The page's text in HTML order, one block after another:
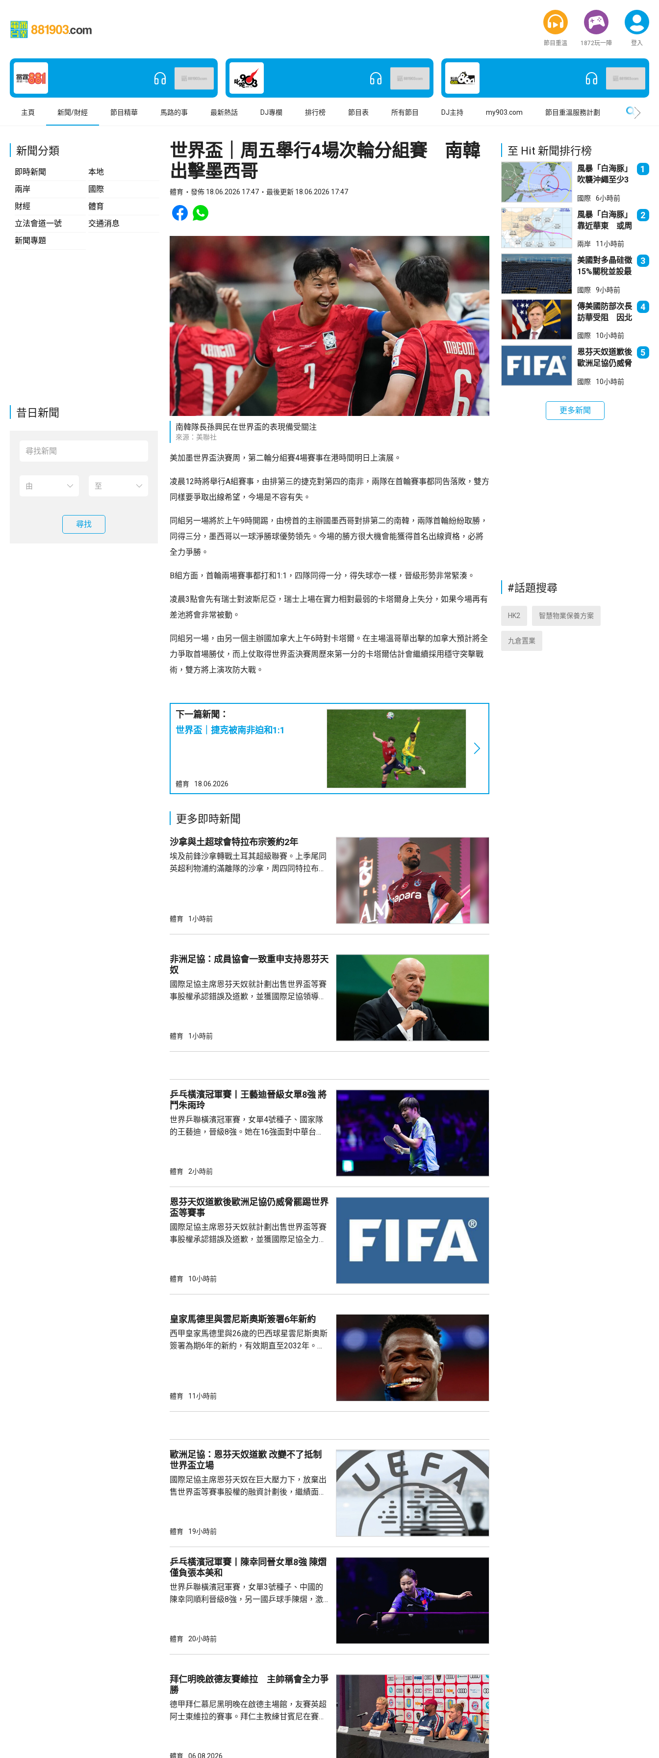
節目重溫 1872玩一陣 登入
主頁 新聞/財經 節目精華 馬路的事 最新熱話 DJ專欄 排行榜 節目表 所有節目 DJ主持 my903.com 節目重溫服務計劃
新聞分類
即時新聞
本地
兩岸
國際
財經
體育
立法會道一號
交通消息
新聞專題
昔日新聞
尋找
世界盃｜周五舉行4場次輪分組賽 南韓
出擊墨西哥
體育 發佈 18.06.2026 17:47 最後更新 18.06.2026 17:47
Share to Facebook
Share to WhatsApp
南韓隊長孫興民在世界盃的表現備受關注
來源：美聯社
美加墨世界盃決賽周，第二輪分組賽4場賽事在港時間明日上演展。
凌晨12時將舉行A組賽事，由排第三的捷克對第四的南非，兩隊在首輪賽事都同告落敗，雙方
同樣要爭取出線希望，今場是不容有失。
同組另一場將於上午9時開踢，由榜首的主辦國墨西哥對排第二的南韓，兩隊首輪紛紛取勝，
同得三分，墨西哥以一球淨勝球優勢領先。今場的勝方很大機會能獲得首名出線資格，必將
全力爭勝。
B組方面，首輪兩場賽事都打和1:1，四隊同得一分，得失球亦一樣，晉級形勢非常緊湊。
凌晨3點會先有瑞士對波斯尼亞，瑞士上場在實力相對最弱的卡塔爾身上失分，如果今場再有
差池將會非常被動。
同組另一場，由另一個主辦國加拿大上午6時對卡塔爾。在主場溫哥華出擊的加拿大預計將全
力爭取首場勝仗，而上仗取得世界盃決賽周歷來第一分的卡塔爾估計會繼續採用穩守突擊戰
術，雙方將上演攻防大戰。
下一篇新聞：
世界盃｜捷克被南非迫和1:1
體育 18.06.2026
更多即時新聞
沙拿與土超球會特拉布宗簽約2年
埃及前鋒沙拿轉戰土耳其超級聯賽。上季尾同
英超利物浦約滿離隊的沙拿，周四同特拉布宗
加盟是希望為特拉布宗奪取錦標及榮譽。 特拉
另加每個球季的附加獎金。
體育 1小時前
非洲足協：成員協會一致重申支持恩芬天
奴
國際足協主席恩芬天奴就計劃出售世界盃等賽
事股權承認錯誤及道歉，並獲國際足協領導層
非洲足球的支持。主席莫特塞佩表示，歡迎國
申，對恩芬天奴擔任國際足協主席已失去信
心，只要他繼續留任，將抵制未來的世界盃...
體育 1小時前
乒乓橫濱冠軍賽丨王藝迪晉級女單8強 將
鬥朱雨玲
世界乒聯橫濱冠軍賽，女單4號種子、國家隊
的王藝迪，晉級8強。她在16強面對中華台北
勝，8強會遇上前國手朱雨玲。 代表澳門的朱
阿庫拉，8強會鬥頭種子、日本的張本美和。
日本的大藤沙月以3:1戰勝美國的張安，將與
國家...
體育 2小時前
恩芬天奴道歉後歐洲足協仍威脅罷踢世界
盃等賽事
國際足協主席恩芬天奴就計劃出售世界盃等賽
事股權承認錯誤及道歉，並獲國際足協全力支
確條件，第一是撤回出售賽事股權的提議，第
芬天奴擔任國際足協主席失去信心。國際職業
足球員協會則指責恩芬天奴嚴重濫用職權。
體育 10小時前
皇家馬德里與雲尼斯奧斯簽署6年新約
西甲皇家馬德里與26歲的巴西球星雲尼斯奧斯
簽署為期6年的新約，有效期直至2032年。雙
法林明高轉投皇馬，先後上陣375場賽事，入
體育 11小時前
歐洲足協：恩芬天奴道歉 改變不了抵制
世界盃立場
國際足協主席恩芬天奴在巨大壓力下，放棄出
售世界盃等賽事股權的融資計劃後，繼績面臨
歉；國際足協會後發聲明，重申全力支持恩芬
諾會確保類似事件不再發生。 歐洲足協表示，
恩芬天奴作出道歉，改變不了他們抵制世界盃
等國際足協相關賽事的立場，他們對恩芬...
體育 19小時前
乒乓橫濱冠軍賽丨陳幸同晉女單8強 陳熠
僅負張本美和
世界乒聯橫濱冠軍賽，女單3號種子、中國的
陳幸同順利晉級8強，另一國乒球手陳熠，激
全場控制大局下，以直落3局11:8、11:2及11:2
氣勢，張本美和絕地反擊 ，連追3局11: 5、
12:10及11:5逆轉晉級。 男單16強...
體育 20小時前
拜仁明晚啟德友賽維拉 主帥稱會全力爭
勝
德甲拜仁慕尼黑明晚在啟德主場館，友賽英超
阿士東維拉的賽事。拜仁主教練甘賓尼在賽前
球隊本身整體能力。他表示，明天將會以爭勝
體育 06.08.2026
至 Hit 新聞排行榜
風暴「白海豚」
吹襲沖繩至少3
取消
1
國際 6小時前
風暴「白海豚」
靠近華東 或周
2
兩岸 11小時前
美國對多晶硅徵
15%關稅並設最
克：中國無法再
傾銷
3
國際 9小時前
傳美國防部次長
訪華受阻 因北
售
4
國際 10小時前
恩芬天奴道歉後
歐洲足協仍威脅
事
5
國際 10小時前
更多新聞
#話題搜尋
HK2 智慧物業保養方案
九倉置業